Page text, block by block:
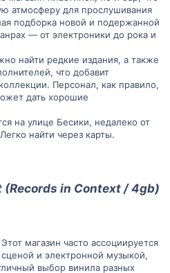
атмосферу для прослушивания
подборка новой и подержанной
— от электроники до рока и
найти редкие издания, а также
что добавит
Персонал, как правило,
дать хорошие
на улице Бесики, недалеко от
найти через карты.
(Records in Context / 4gb)
Этот магазин часто ассоциируется
и электронной музыкой,
выбор винила разных